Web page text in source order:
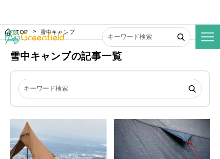
TOP 雪中キャンプ
雪中キャンプの記事一覧